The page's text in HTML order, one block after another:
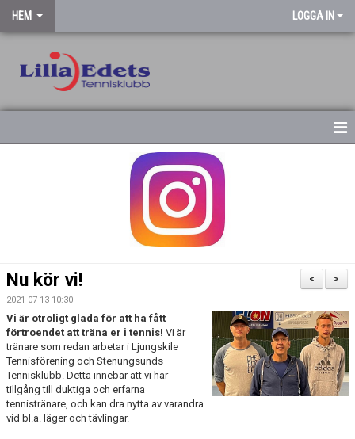
HEM LOGGA IN
>
<
Nu kör vi!
2021-07-13 10:30
Vi är otroligt glada för att ha fått
förtroendet att träna er i tennis! Vi är
tränare som redan arbetar i Ljungskile
Tennisförening och Stenungsunds
Tennisklubb. Detta innebär att vi har
tillgång till duktiga och erfarna
tennistränare, och kan dra nytta av varandra
vid bl.a. läger och tävlingar.